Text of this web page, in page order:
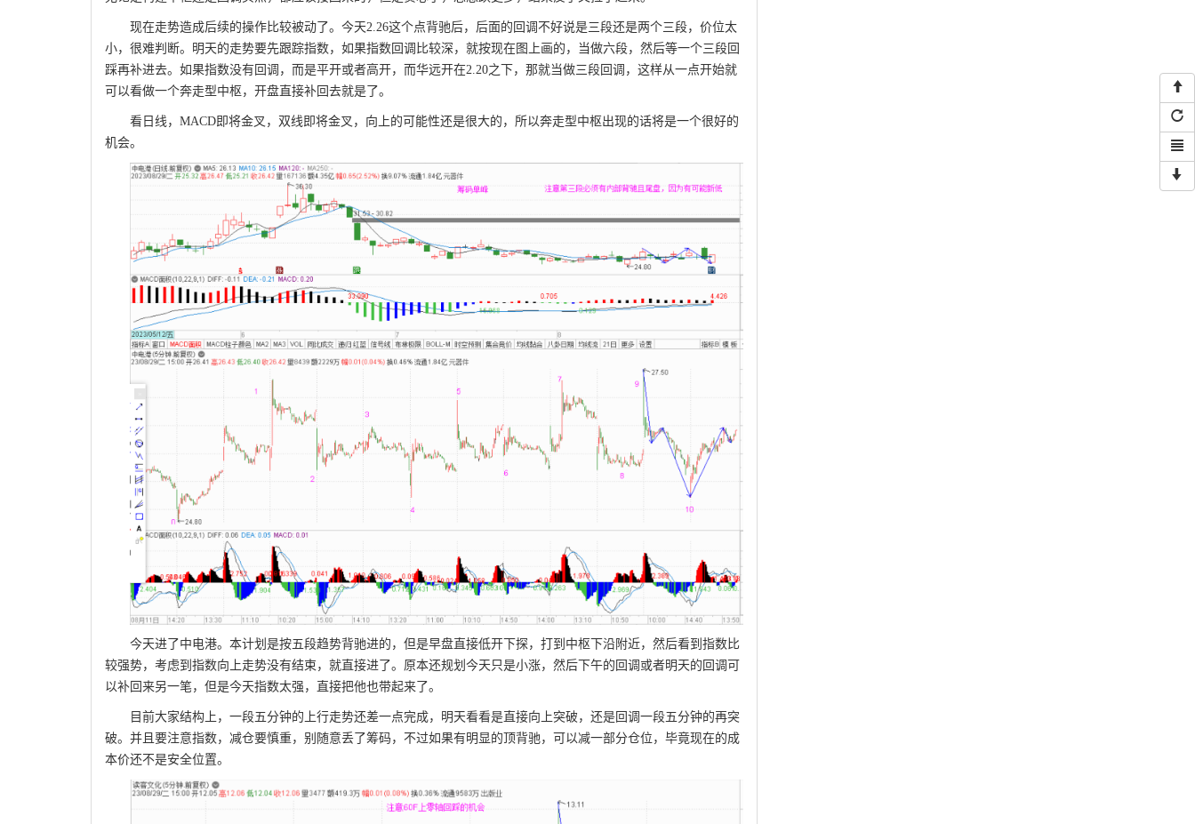
现在走势造成后续的操作比较被动了。今天2.26这个点背驰后，后面的回调不好说是三段还是两个三段，价位太
小，很难判断。明天的走势要先跟踪指数，如果指数回调比较深，就按现在图上画的，当做六段，然后等一个三段回
踩再补进去。如果指数没有回调，而是平开或者高开，而华远开在2.20之下，那就当做三段回调，这样从一点开始就
可以看做一个奔走型中枢，开盘直接补回去就是了。
看日线，MACD即将金叉，双线即将金叉，向上的可能性还是很大的，所以奔走型中枢出现的话将是一个很好的
机会。
今天进了中电港。本计划是按五段趋势背驰进的，但是早盘直接低开下探，打到中枢下沿附近，然后看到指数比
较强势，考虑到指数向上走势没有结束，就直接进了。原本还规划今天只是小涨，然后下午的回调或者明天的回调可
以补回来另一笔，但是今天指数太强，直接把他也带起来了。
目前大家结构上，一段五分钟的上行走势还差一点完成，明天看看是直接向上突破，还是回调一段五分钟的再突
破。并且要注意指数，减仓要慎重，别随意丢了筹码，不过如果有明显的顶背驰，可以减一部分仓位，毕竟现在的成
本价还不是安全位置。